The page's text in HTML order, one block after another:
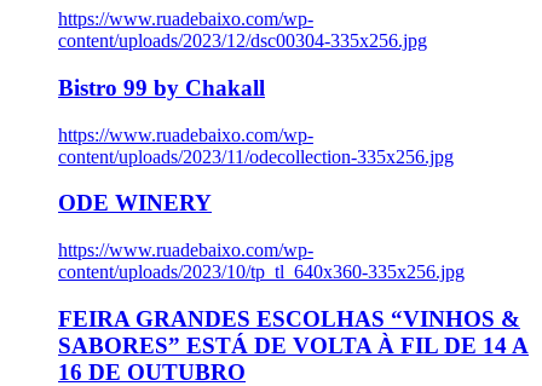
https://www.ruadebaixo.com/wp-
content/uploads/2023/12/dsc00304-335x256.jpg
Bistro 99 by Chakall
https://www.ruadebaixo.com/wp-
content/uploads/2023/11/odecollection-335x256.jpg
ODE WINERY
https://www.ruadebaixo.com/wp-
content/uploads/2023/10/tp_tl_640x360-335x256.jpg
FEIRA GRANDES ESCOLHAS “VINHOS &
SABORES” ESTÁ DE VOLTA À FIL DE 14 A
16 DE OUTUBRO